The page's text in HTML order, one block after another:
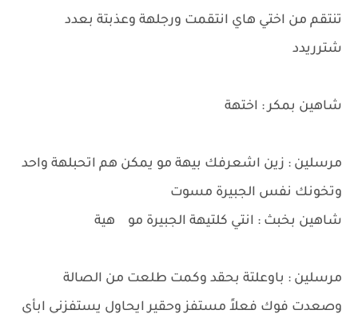
تنتقم من اختي هاي انتقمت ورجلهة وعذبتة بعدد
شترريدد
شاهين بمكر : اختهة
مرسلين : زين اشعرفك بيهة مو يمكن هم اتحبلهة واحد
وتخونك نفس الجبيرة مسوت
شاهين بخبث : انتي كلتيهة الجبيرة مو هية
مرسلين : باوعلتة بحقد وكمت طلعت من الصالة
وصعدت فوك فعلاً مستفز وحقير ايحاول يستفزني ابأي